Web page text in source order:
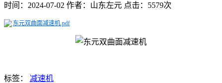
时间：2024-07-02 作者：山东左元 点击：5579次
东元双曲面减速机.pdf
标签： 减速机